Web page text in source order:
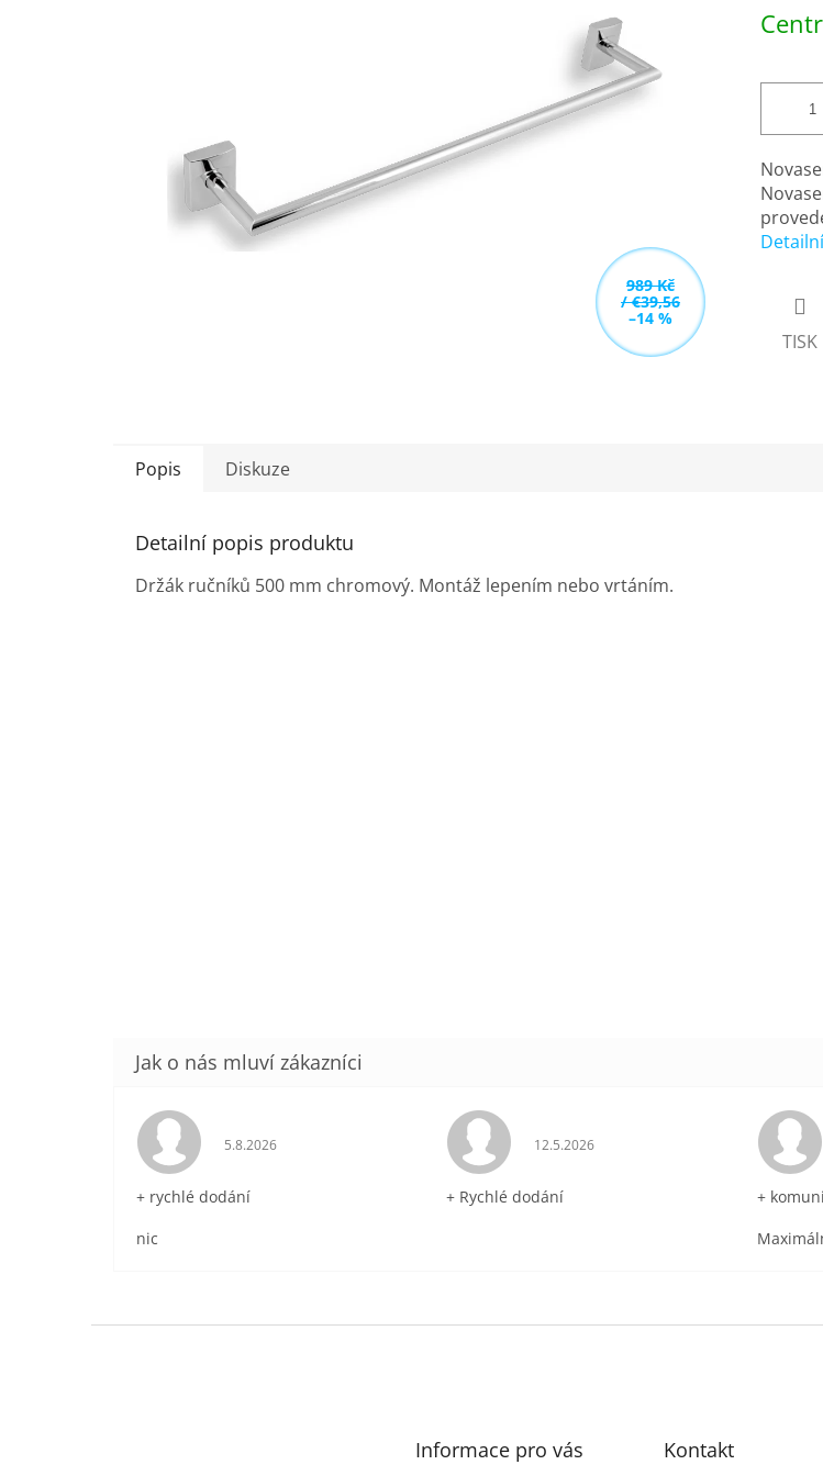
989 Kč
/ €39,56
–14 %
cena:
TISK
Popis Diskuze
Detailní popis produktu
Držák ručníků 500 mm chromový. Montáž lepením nebo vrtáním.
Hodnocení obchodu je 5 z 5 hvězdiček.
5.8.2026
+ rychlé dodání
nic
Hodnocení obchodu je 5 z 5 hvězdiček.
12.5.2026
+ Rychlé dodání
+
Informace pro vás Kontakt